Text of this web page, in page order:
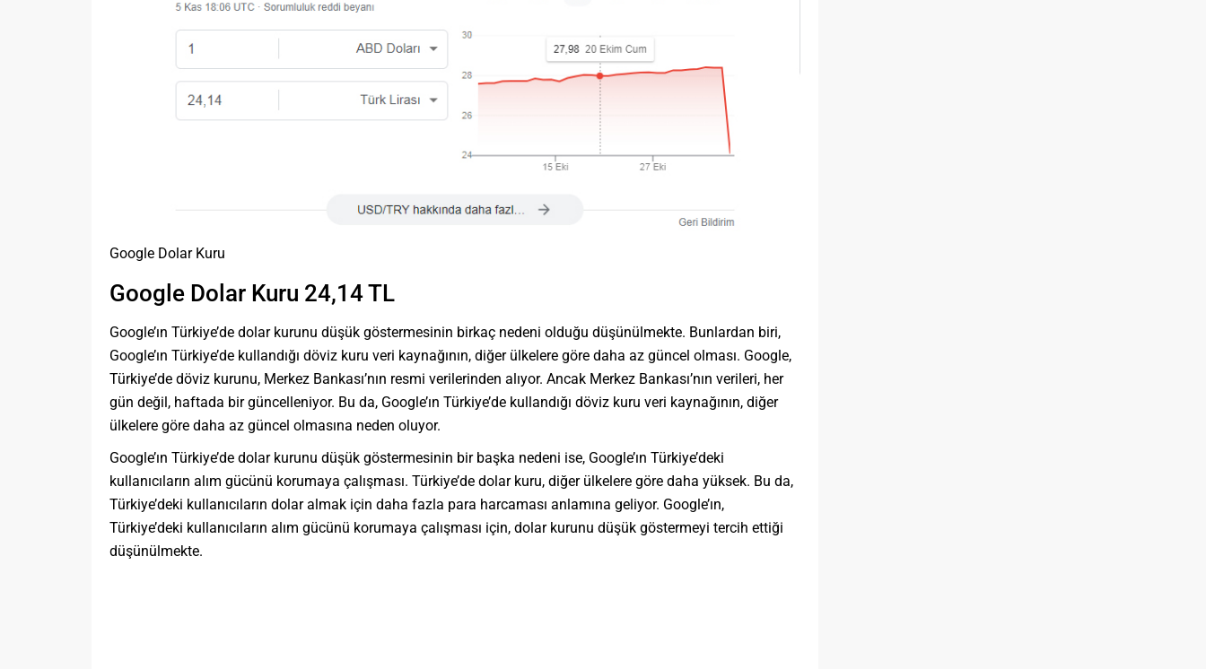
Google Dolar Kuru
Google Dolar Kuru 24,14 TL
Google’ın Türkiye’de dolar kurunu düşük göstermesinin birkaç nedeni olduğu düşünülmekte. Bunlardan biri,
Google’ın Türkiye’de kullandığı döviz kuru veri kaynağının, diğer ülkelere göre daha az güncel olması. Google,
Türkiye’de döviz kurunu, Merkez Bankası’nın resmi verilerinden alıyor. Ancak Merkez Bankası’nın verileri, her
gün değil, haftada bir güncelleniyor. Bu da, Google’ın Türkiye’de kullandığı döviz kuru veri kaynağının, diğer
ülkelere göre daha az güncel olmasına neden oluyor.
Google’ın Türkiye’de dolar kurunu düşük göstermesinin bir başka nedeni ise, Google’ın Türkiye’deki
kullanıcıların alım gücünü korumaya çalışması. Türkiye’de dolar kuru, diğer ülkelere göre daha yüksek. Bu da,
Türkiye’deki kullanıcıların dolar almak için daha fazla para harcaması anlamına geliyor. Google’ın,
Türkiye’deki kullanıcıların alım gücünü korumaya çalışması için, dolar kurunu düşük göstermeyi tercih ettiği
düşünülmekte.